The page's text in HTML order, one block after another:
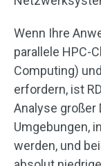
Wenn Ihre
parallele HPC-
Computing)
erfordern, ist
Analyse großer
Umgebungen,
werden, und